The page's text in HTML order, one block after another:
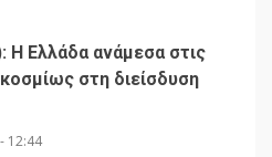
Ελλάδα ανάμεσα στις
στη διείσδυση
12:44